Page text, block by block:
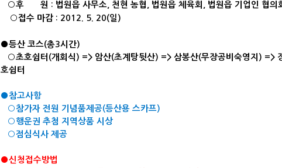
○후 원 : 법원읍 사무소, 천현 농협, 법원읍 체육회, 법원읍 기업인 협의
○접수 마감 : 2012. 5. 20(일)
●등산 코스(총3시간)
○초호쉼터(개회식) => 암산(초계탕뒷산) => 삼봉산(무장공비숙영지) =>
호쉼터
●참고사항
○참가자 전원 기념품제공(등산용 스카프)
○행운권 추첨 지역상품 시상
○점심식사 제공
●신청접수방법